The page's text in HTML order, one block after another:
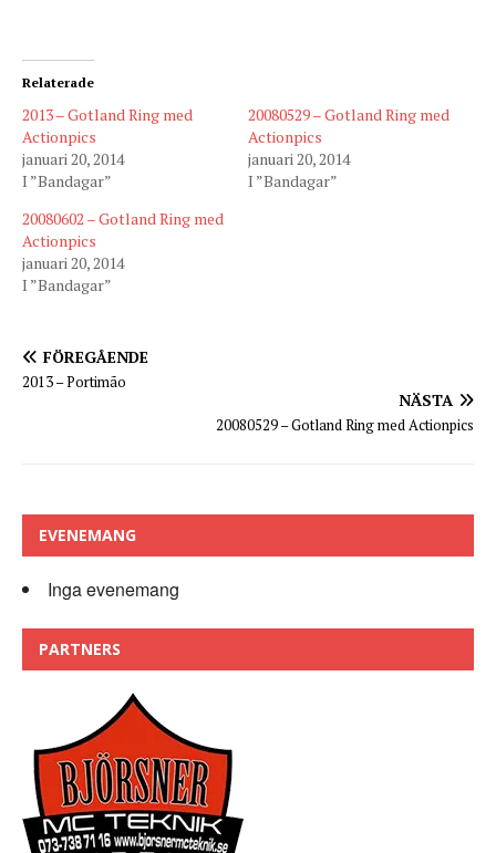
Relaterade
2013 – Gotland Ring med
Actionpics
januari 20, 2014
I ”Bandagar”
20080529 – Gotland Ring med
Actionpics
januari 20, 2014
I ”Bandagar”
20080602 – Gotland Ring med
Actionpics
januari 20, 2014
I ”Bandagar”
FÖREGÅENDE
2013 – Portimão
NÄSTA
20080529 – Gotland Ring med Actionpics
EVENEMANG
Inga evenemang
PARTNERS